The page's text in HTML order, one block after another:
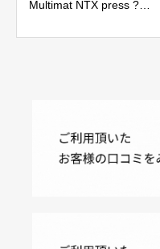
Multimat NTX press ?
ス ジャンク